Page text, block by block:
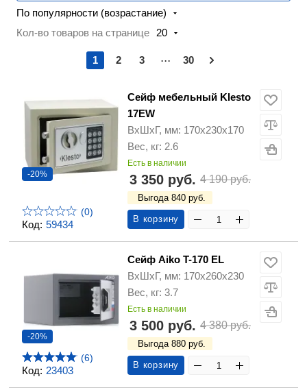
По популярности (возрастание)
Кол-во товаров на странице
20
1 2 3 ... 30
Код: 59434
-20%
(0)
Сейф мебельный Klesto
17EW
ВхШхГ, мм: 170х230х170
Вес, кг: 2.6
Есть в наличии
3 350 руб. 4 190 руб.
Выгода 840 руб.
В корзину
Код: 23403
-20%
(6)
Сейф Aiko T-170 EL
ВхШхГ, мм: 170х260х230
Вес, кг: 3.7
Есть в наличии
3 500 руб. 4 380 руб.
Выгода 880 руб.
В корзину